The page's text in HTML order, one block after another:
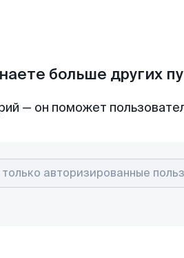
больше других
— он поможет